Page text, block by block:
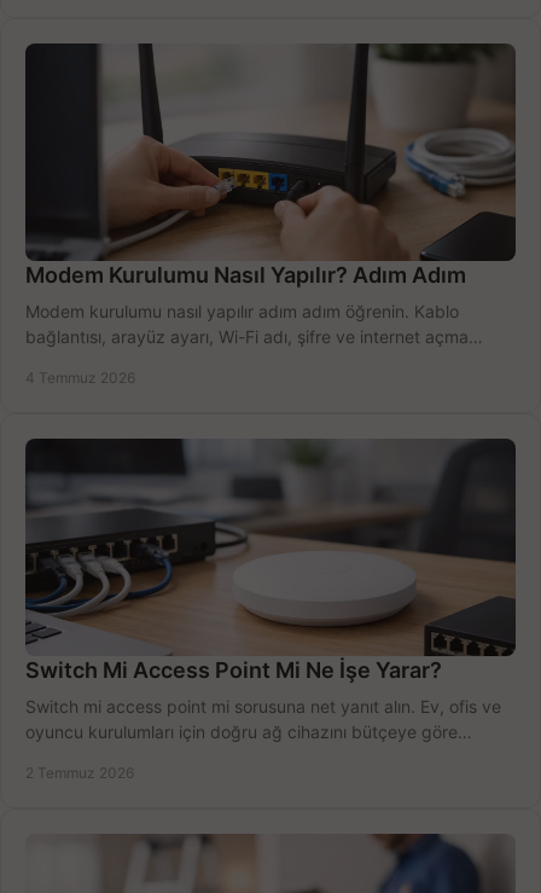
Modem Kurulumu Nasıl Yapılır? Adım Adım
Modem kurulumu nasıl yapılır adım adım öğrenin. Kablo
bağlantısı, arayüz ayarı, Wi-Fi adı, şifre ve internet açma
4 Temmuz 2026
Switch Mi Access Point Mi Ne İşe Yarar?
Switch mi access point mi sorusuna net yanıt alın. Ev, ofis ve
oyuncu kurulumları için doğru ağ cihazını bütçeye göre
2 Temmuz 2026